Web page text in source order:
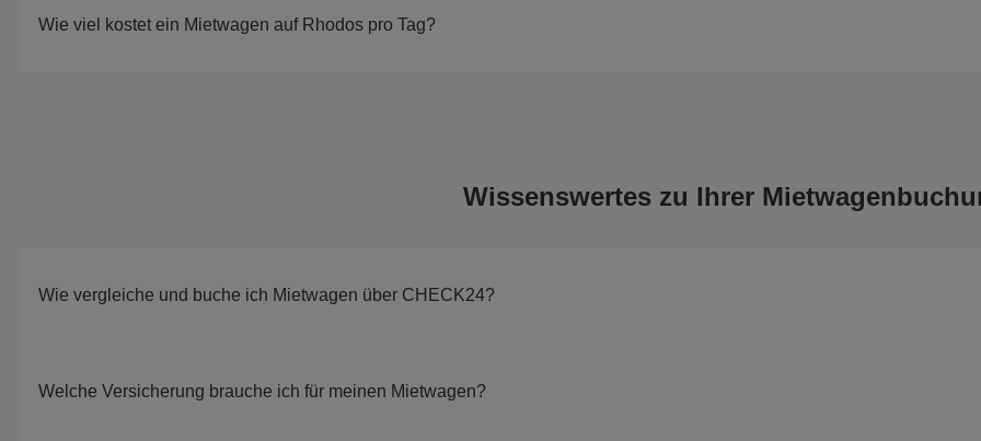
Wie viel kostet ein Mietwagen auf Rhodos pro Tag?
Wissenswertes zu Ihrer
Wie vergleiche und buche ich Mietwagen über CHECK24?
Welche Versicherung brauche ich für meinen Mietwagen?